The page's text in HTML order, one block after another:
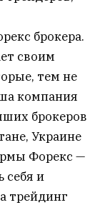
брокера.
своим
тем не
компания
брокеров
Украине
Форекс —
себя и
трейдинг